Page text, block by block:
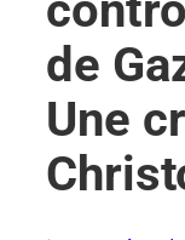
de
Une